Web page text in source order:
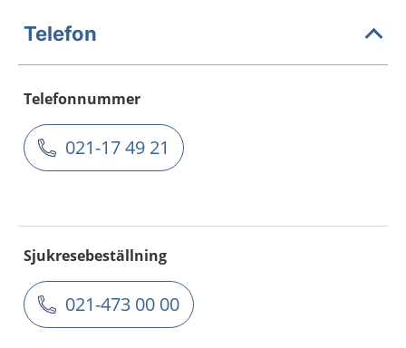
Telefon
Telefonnummer
021-17 49 21
Sjukresebeställning
021-473 00 00